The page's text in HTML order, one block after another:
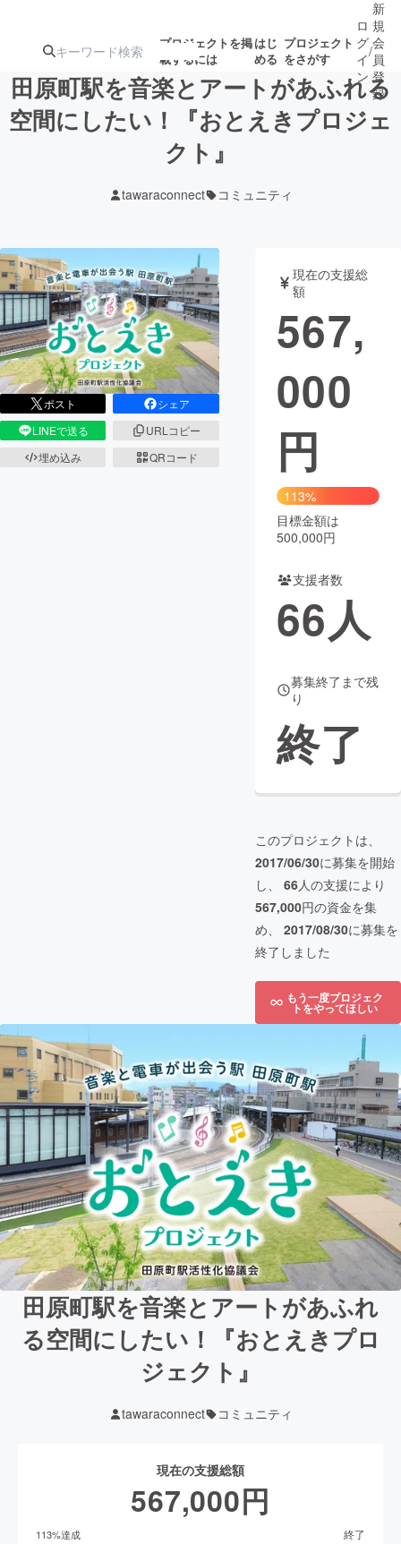
プロジェクトを掲
載するには
はじ
める
プロジェクト
をさがす
注目の新着プロ
募集終了が近いプ
テクノロジー・ガジェット
映像・映画 書籍・雑誌
ビジネス・起業 チャレンジ
まちづくり・地域活性化
CAMPFIRE Creation
コミュニティ
ロ
グ
イ
ン
/
新
規
会
員
登
録
田原町駅を音楽とアートがあふれる
空間にしたい！『おとえきプロジェ
クト』
tawaraconnect コミュニティ
ポスト
シェア
LINEで送る
URLコピー
埋め込み
QRコード
現在の支援総
額
567,
000
円
113%
目標金額は
500,000円
支援者数
66人
募集終了まで残
り
終了
このプロジェクトは、
2017/06/30に募集を開始
し、 66人の支援により
567,000円の資金を集
め、 2017/08/30に募集を
終了しました
もう一度プロジェク
トをやってほしい
田原町駅を音楽とアートがあふれ
る空間にしたい！『おとえきプロ
ジェクト』
tawaraconnect コミュニティ
現在の支援総額
567,000円
113%達成 終了